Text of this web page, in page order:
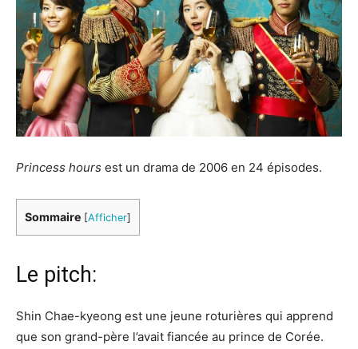
Princess hours est un drama de 2006 en 24 épisodes.
Sommaire [Afficher]
Le pitch:
Shin Chae-kyeong est une jeune roturières qui apprend
que son grand-père l’avait fiancée au prince de Corée.